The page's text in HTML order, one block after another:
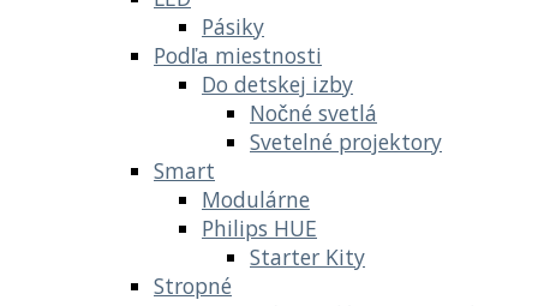
Pásiky
Podľa miestnosti
Do detskej izby
Nočné svetlá
Svetelné projektory
Smart
Modulárne
Philips HUE
Starter Kity
Stropné